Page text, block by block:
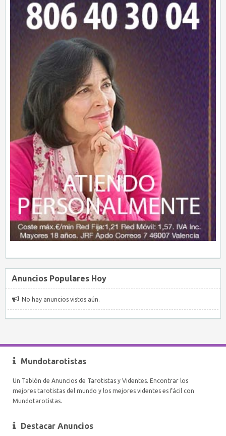
Anuncios Populares Hoy
No hay anuncios vistos aún.
Mundotarotistas
Un Tablón de Anuncios de Tarotistas y Videntes. Encontrar los
mejores tarotistas del mundo y los mejores videntes es fácil con
Mundotarotistas.
Destacar Anuncios